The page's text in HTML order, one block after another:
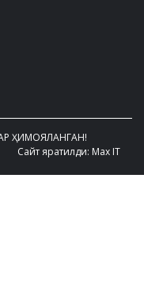
ҲИМОЯЛАНГАН!
Сайт яратилди: Max IT